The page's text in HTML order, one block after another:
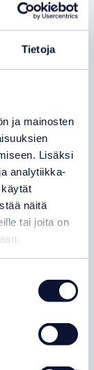
Tietoja
ja mainosten
Lisäksi
analytiikka-
näitä
tai joita on